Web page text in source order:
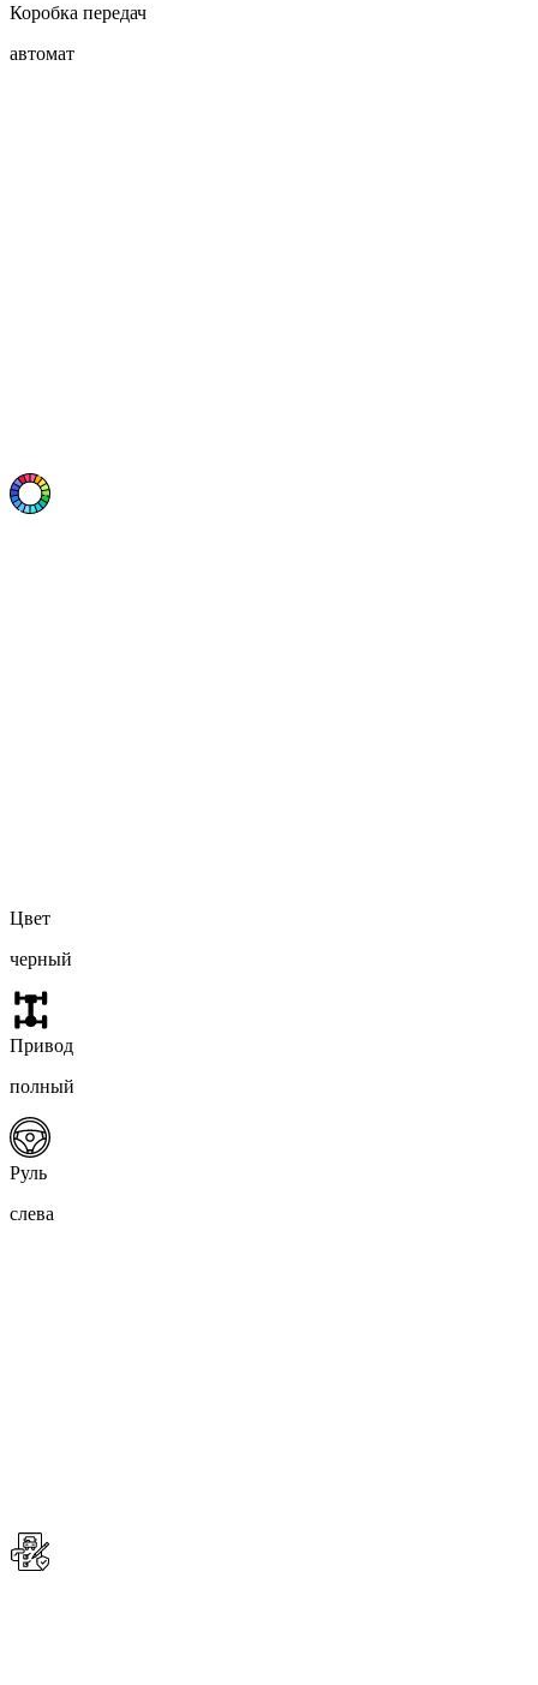
Коробка передач
автомат
Цвет
черный
Привод
полный
Руль
слева